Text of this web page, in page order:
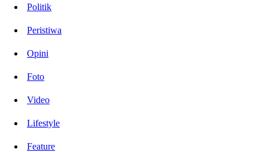
Politik
Peristiwa
Opini
Foto
Video
Lifestyle
Feature